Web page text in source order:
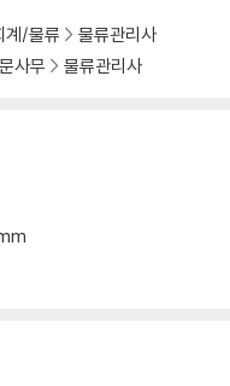
계/물류
물류관리사
사무 물류관리사